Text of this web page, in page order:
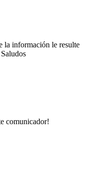
la información le resulte
comunicador!